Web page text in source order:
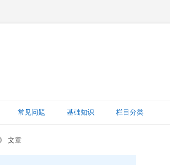
至
正
常见问题 基础知识 栏目分类
文章